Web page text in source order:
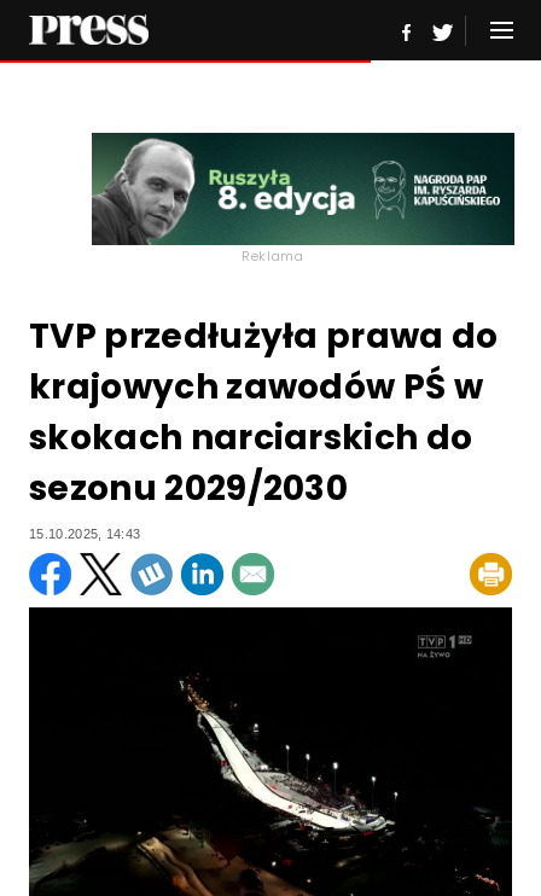
Reklama
TVP przedłużyła prawa do
krajowych zawodów PŚ w
skokach narciarskich do
sezonu 2029/2030
15.10.2025, 14:43